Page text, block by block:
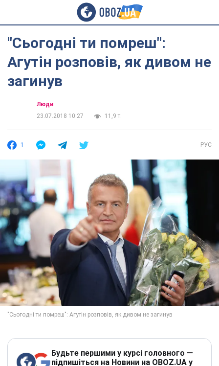
"Сьогодні ти помреш":
Агутін розповів, як дивом не
загинув
Люди
23.07.2018 10:27
11,9 т.
1 РУС
Будьте першими у курсі головного —
підпишіться на Новини на OBOZ.UA у